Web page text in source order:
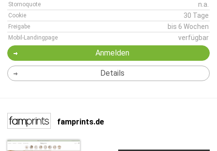
Stornoquote n.a.
Cookie 30 Tage
Freigabe bis 6 Wochen
Mobil-Landingpage verfügbar
Anmelden
Details
famprints.de